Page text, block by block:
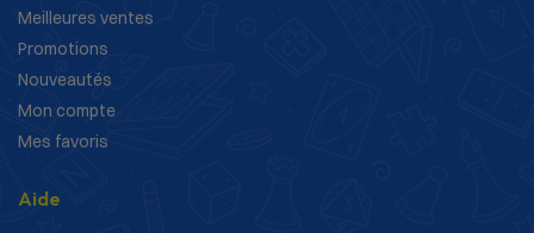
Meilleures ventes
Promotions
Nouveautés
Mon compte
Mes favoris
Aide